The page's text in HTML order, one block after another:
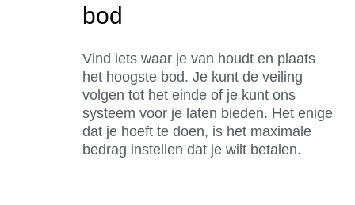
bod
Vind iets waar je van houdt en plaats
het hoogste bod. Je kunt de veiling
volgen tot het einde of je kunt ons
systeem voor je laten bieden. Het enige
dat je hoeft te doen, is het maximale
bedrag instellen dat je wilt betalen.